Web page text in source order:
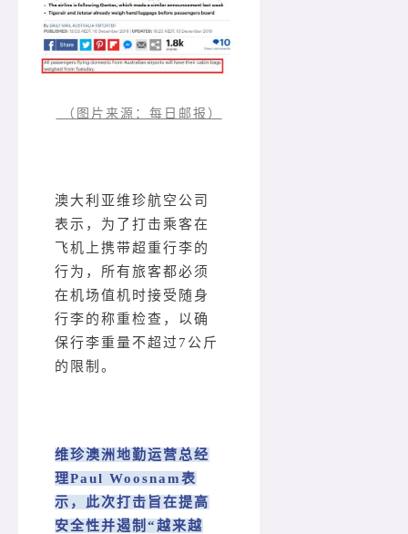
（图片来源：每日邮报）
澳大利亚维珍航空公司
表示，为了打击乘客在
飞机上携带超重行李的
行为，所有旅客都必须
在机场值机时接受随身
行李的称重检查，以确
保行李重量不超过7公斤
的限制。
维珍澳洲地勤运营总经
理Paul Woosnam表
示，此次打击旨在提高
安全性并遏制“越来越